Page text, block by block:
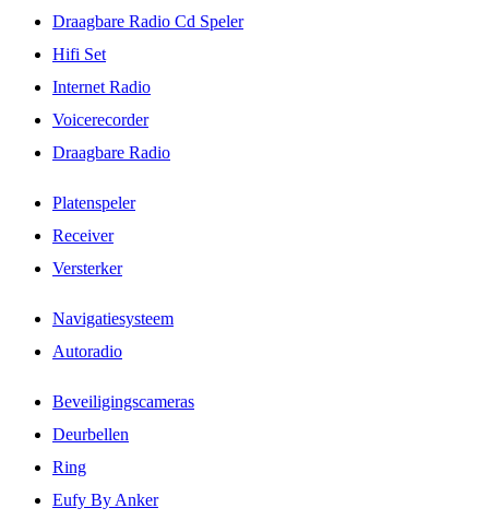
Draagbare Radio Cd Speler
Hifi Set
Internet Radio
Voicerecorder
Draagbare Radio
Platenspeler
Receiver
Versterker
Navigatiesysteem
Autoradio
Beveiligingscameras
Deurbellen
Ring
Eufy By Anker